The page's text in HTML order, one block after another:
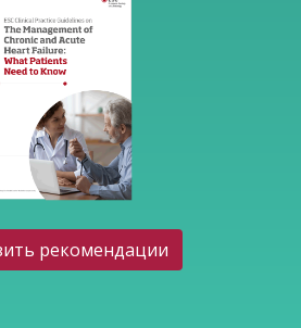
рекомендации